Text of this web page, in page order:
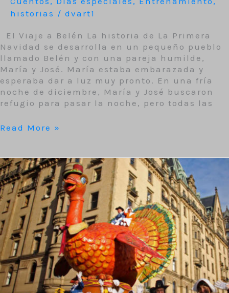
historias / dvart1
El Viaje a Belén La historia de La Primera
Navidad se desarrolla en un pequeño pueblo
llamado Belén y con una pareja humilde,
María y José. María estaba embarazada y
esperaba dar a luz muy pronto. En una fría
noche de diciembre, María y José buscaron
refugio para pasar la noche, pero todas las
Read More »
Felicitación
de
Acción
de
Gracias
para
la
familia
de
D&V
Art
Center